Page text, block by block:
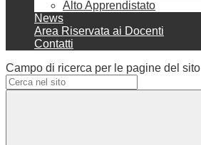
Alto Apprendistato
News
Area Riservata ai Docenti
Contatti
Campo di ricerca per le pagine del sito